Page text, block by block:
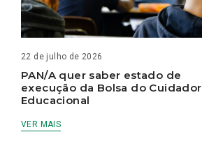
22 de julho de 2026
PAN/A quer saber estado de
execução da Bolsa do Cuidador
Educacional
VER MAIS